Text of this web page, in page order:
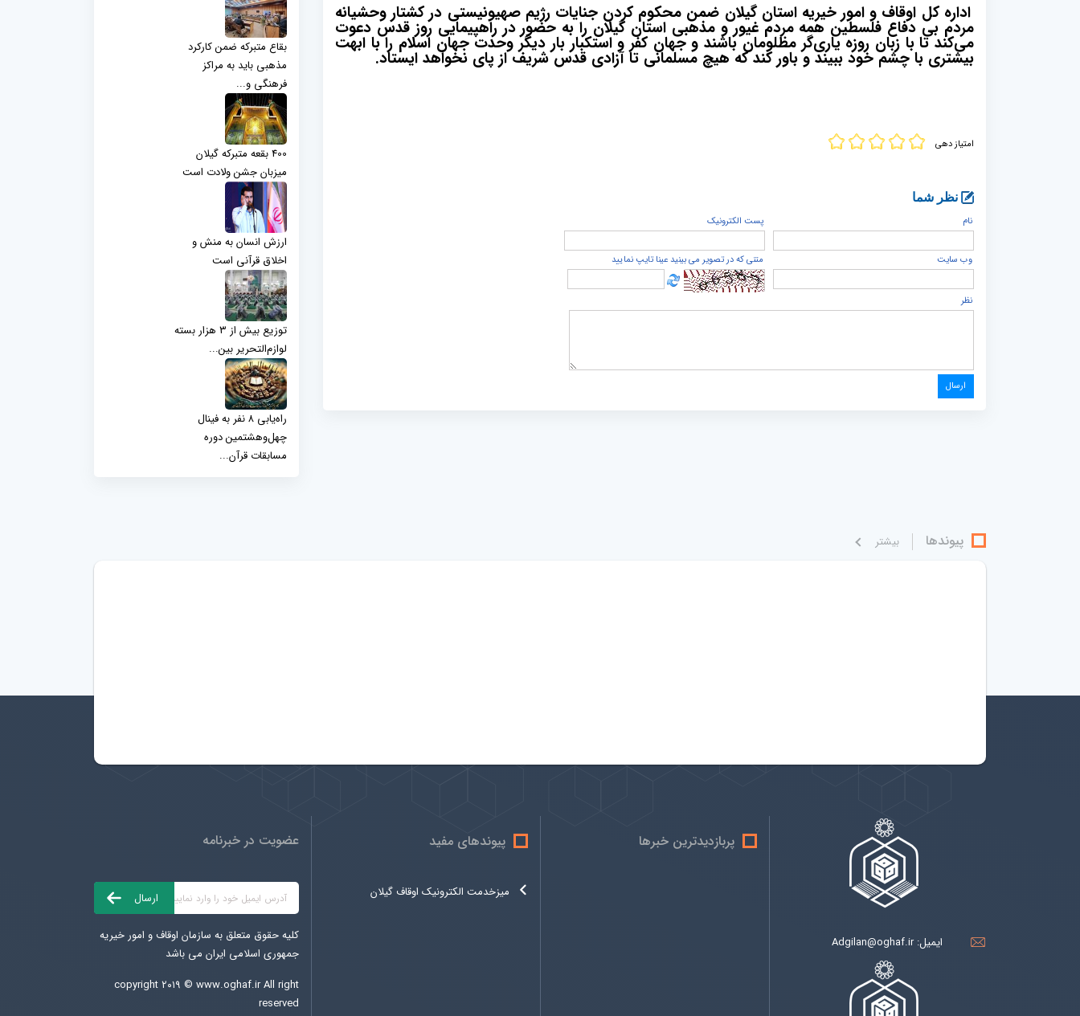
اداره کل اوقاف و امور خیریه استان گیلان ضمن محکوم کردن جنایات رژیم صهیونیستی در کشتار وحشیانه
مردم بی دفاع فلسطین همه مردم غیور و مذهبی استان گیلان را به حضور در راهپیمایی روز قدس دعوت
می‌کند تا با زبان روزه یاری‌گر مظلومان باشند و جهان کفر و استکبار بار دیگر وحدت جهان اسلام را با ابهت
بیشتری با چشم خود ببیند و باور کند که هیچ مسلمانی تا آزادی قدس شریف از پای نخواهد ایستاد.
امتیاز دهی
نظر شما
نام
پست الكترونيک
وب سایت متنی که در تصویر می بینید عینا تایپ نمایید
نظر
بقاع متبرکه ضمن کارکرد
مذهبی باید به مراکز
فرهنگی و...
400 بقعه متبرکه گیلان
میزبان جشن ولادت است
ارزش انسان به منش و
اخلاق قرآنی است
توزیع بیش از ۳ هزار بسته
لوازم‌التحریر بین...
راه‌یابی ۸ نفر به فینال
چهل‌وهشتمین دوره
مسابقات قرآن...
پیوندها بيشتر
ایمیل:Adgilan@oghaf.ir
پربازدیدترین خبرها پیوندهای مفید
میزخدمت الکترونیک اوقاف گیلان
عضویت در خبرنامه
کلیه حقوق متعلق به سازمان اوقاف و امور خیریه
جمهوری اسلامی ایران می باشد
copyright ۲۰۱۹ © www.oghaf.irAll right
reserved